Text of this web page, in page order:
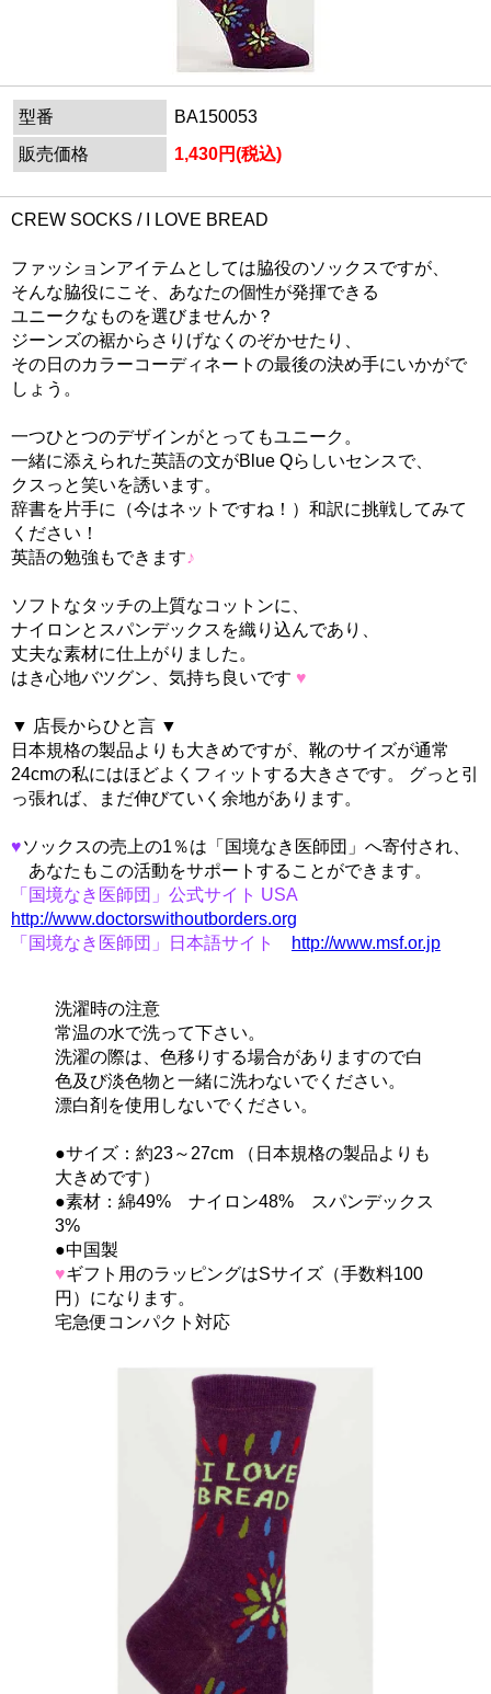
型番
BA150053
販売価格
1,430円(税込)
CREW SOCKS / I LOVE BREAD
ファッションアイテムとしては脇役のソックスですが、
そんな脇役にこそ、あなたの個性が発揮できる
ユニークなものを選びませんか？
ジーンズの裾からさりげなくのぞかせたり、
その日のカラーコーディネートの最後の決め手にいかがで
しょう。
一つひとつのデザインがとってもユニーク。
一緒に添えられた英語の文がBlue Qらしいセンスで、
クスっと笑いを誘います。
辞書を片手に（今はネットですね！）和訳に挑戦してみて
ください！
英語の勉強もできます♪
ソフトなタッチの上質なコットンに、
ナイロンとスパンデックスを織り込んであり、
丈夫な素材に仕上がりました。
はき心地バツグン、気持ち良いです ♥
▼ 店長からひと言 ▼
日本規格の製品よりも大きめですが、靴のサイズが通常
24cmの私にはほどよくフィットする大きさです。 グっと引
っ張れば、まだ伸びていく余地があります。
♥ソックスの売上の1％は「国境なき医師団」へ寄付され、
あなたもこの活動をサポートすることができます。
「国境なき医師団」公式サイト USA
http://www.doctorswithoutborders.org
「国境なき医師団」日本語サイト
http://www.msf.or.jp
洗濯時の注意
常温の水で洗って下さい。
洗濯の際は、色移りする場合がありますので白
色及び淡色物と一緒に洗わないでください。
漂白剤を使用しないでください。
●サイズ：約23～27cm （日本規格の製品よりも
大きめです）
●素材：綿49% ナイロン48% スパンデックス
3%
●中国製
♥ギフト用のラッピングはSサイズ（手数料100
円）になります。
宅急便コンパクト対応